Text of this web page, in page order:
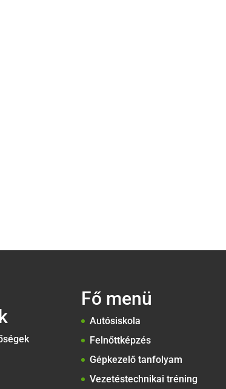
Fő menü
Autósiskola
Felnőttképzés
Gépkezelő tanfolyam
Vezetéstechnikai tréning